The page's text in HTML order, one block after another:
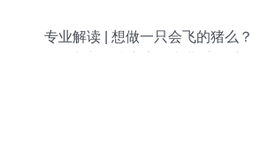
专业解读 | 想做一只会飞的猪么